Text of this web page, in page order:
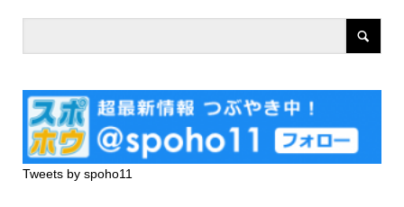
Tweets by spoho11